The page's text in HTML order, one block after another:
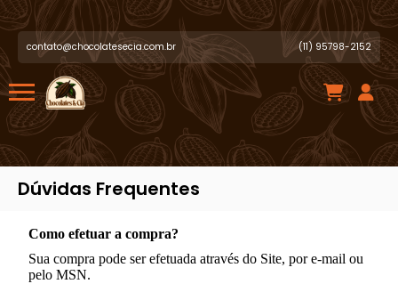
contato@chocolatesecia.com.br (11) 95798-2152
Dúvidas Frequentes
Como efetuar a compra?
Sua compra pode ser efetuada através do Site, por e-mail ou
pelo MSN.